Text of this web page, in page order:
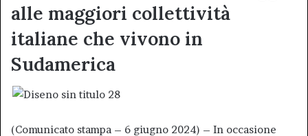
alle maggiori collettività
italiane che vivono in
Sudamerica
(Comunicato stampa – 6 giugno 2024) – In occasione